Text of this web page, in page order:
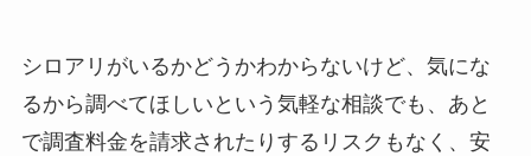
シロアリがいるかどうかわからないけど、気にな
るから調べてほしいという気軽な相談でも、あと
で調査料金を請求されたりするリスクもなく、安